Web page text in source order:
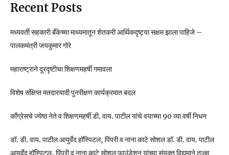
Recent Posts
मध्यवर्ती सहकारी बँकेच्या माध्यमातून शेतकरी आर्थिकदृष्ट्या सक्षम झाला पाहिजे –
पालकमंत्री जयकुमार गोरे
महाराष्ट्राने दूरदृष्टीचा शिक्षणमहर्षी गमावला
विशेष संक्षिप्त मतदारयादी पुनरीक्षण कार्यक्रमात बदल
काँग्रेसचे ज्येष्ठ नेते व शिक्षणमहर्षी डी. वाय. पाटील यांचे वयाच्या 90 व्या वर्षी निधन
डॉ. डी. वाय. पाटील आयुर्वेद हॉस्पिटल, पिंपरी व नाना काटे सोशल डॉ. डी. वाय. पाटील
आयुर्वेद हॉस्पिटल, पिंपरी व नाना काटे सोशल फाउंडेशन यांच्या संयुक्त विद्यमाने तज्ज्ञ